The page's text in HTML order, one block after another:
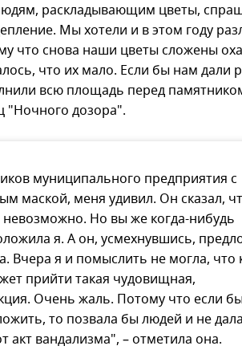
раскладывающим цветы,
Мы хотели и в этом году
что снова наши цветы сложены
что их мало. Если бы нам дали
всю площадь перед
"Ночного дозора".
муниципального предприятия с
маской, меня удивил. Он сказал,
невозможно. Но вы же когда-нибудь
я. А он, усмехнувшись,
Вчера я и помыслить не могла, что
прийти такая чудовищная,
Очень жаль. Потому что если
то позвала бы людей и не
акт вандализма", – отметила она.